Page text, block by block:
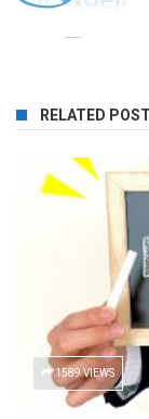
RELATED
1589 VIEWS